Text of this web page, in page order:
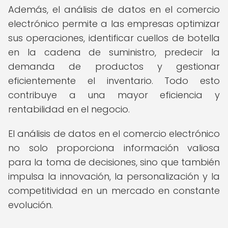
Además, el análisis de datos en el comercio
electrónico permite a las empresas optimizar
sus operaciones, identificar cuellos de botella
en la cadena de suministro, predecir la
demanda de productos y gestionar
eficientemente el inventario. Todo esto
contribuye a una mayor eficiencia y
rentabilidad en el negocio.
El análisis de datos en el comercio electrónico
no solo proporciona información valiosa
para la toma de decisiones, sino que también
impulsa la innovación, la personalización y la
competitividad en un mercado en constante
evolución.